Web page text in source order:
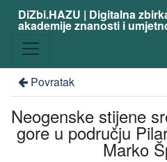
DiZbi.HAZU | Digitalna
akademije znanosti i
Povratak
Neogenske stijene
gore u području
Marko